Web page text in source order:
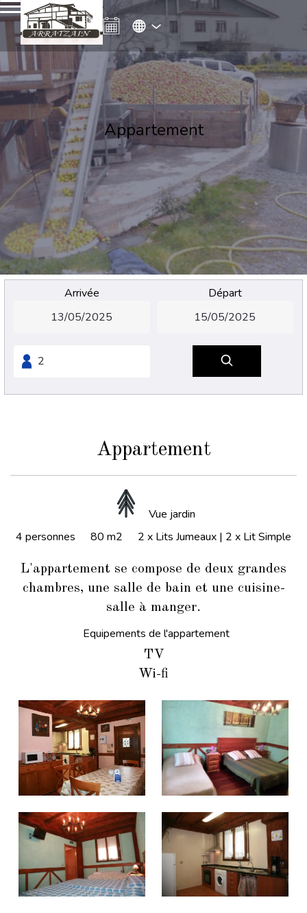
Appartement
Arrivée Départ
Appartement
Vue jardin
4 personnes
80 m2 2 x Lits Jumeaux | 2 x Lit Simple
L'appartement se compose de deux grandes
chambres, une salle de bain et une cuisine-
salle à manger.
Equipements de l'appartement
TV
Wi-fi